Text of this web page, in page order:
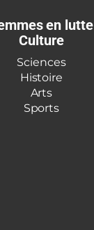
en lutte
Culture
Sciences
Histoire
Arts
Sports